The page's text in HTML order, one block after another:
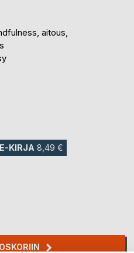
aitous,
E-KIRJA 8,49 €